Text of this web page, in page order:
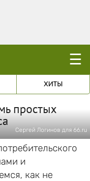
☰
ХИТЫ
простых
Сергей Логинов для 66.ru
и
как не